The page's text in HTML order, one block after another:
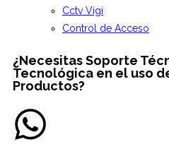
Cctv Vigi
Control de Acceso
¿NecesitasSoporte
Tecnológica en el uso
Productos?